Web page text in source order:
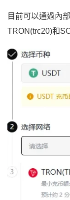
目前可以通過內
TRON(trc20)和